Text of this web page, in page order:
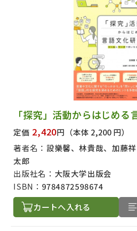
「探究」活動からはじめる
定価 2,420円 （本体 2,200 円）
著者名： 設樂馨、林貴哉、加藤
太郎
出版社名： 大阪大学出版会
ISBN： 9784872598674
カートへ入れる